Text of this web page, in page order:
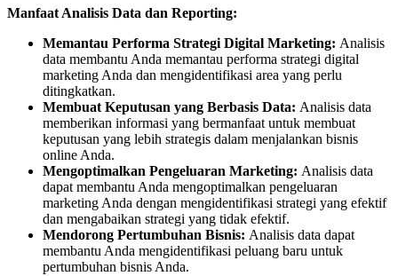
Manfaat Analisis Data dan Reporting:
Memantau Performa Strategi Digital Marketing: Analisis
data membantu Anda memantau performa strategi digital
marketing Anda dan mengidentifikasi area yang perlu
ditingkatkan.
Membuat Keputusan yang Berbasis Data: Analisis data
memberikan informasi yang bermanfaat untuk membuat
keputusan yang lebih strategis dalam menjalankan bisnis
online Anda.
Mengoptimalkan Pengeluaran Marketing: Analisis data
dapat membantu Anda mengoptimalkan pengeluaran
marketing Anda dengan mengidentifikasi strategi yang efektif
dan mengabaikan strategi yang tidak efektif.
Mendorong Pertumbuhan Bisnis: Analisis data dapat
membantu Anda mengidentifikasi peluang baru untuk
pertumbuhan bisnis Anda.